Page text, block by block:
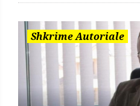
Shkrime Autoriale